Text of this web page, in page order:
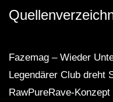
Fazemag – Wieder
Legendärer Club dreht
RawPureRave-